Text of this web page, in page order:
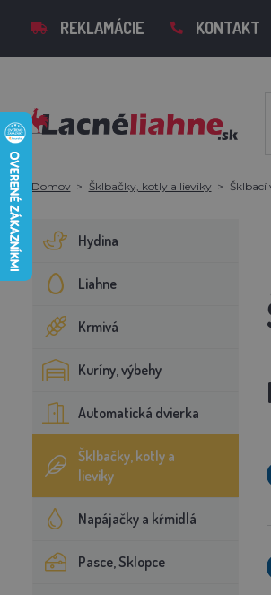
REKLAMÁCIE KONTAKT
Domov Šklbačky, kotly a lieviky Šklbací
Hydina
Liahne
Krmivá
Kuríny, výbehy
Automatická dvierka
Šklbačky, kotly a
lieviky
Napájačky a kŕmidlá
Pasce, Sklopce